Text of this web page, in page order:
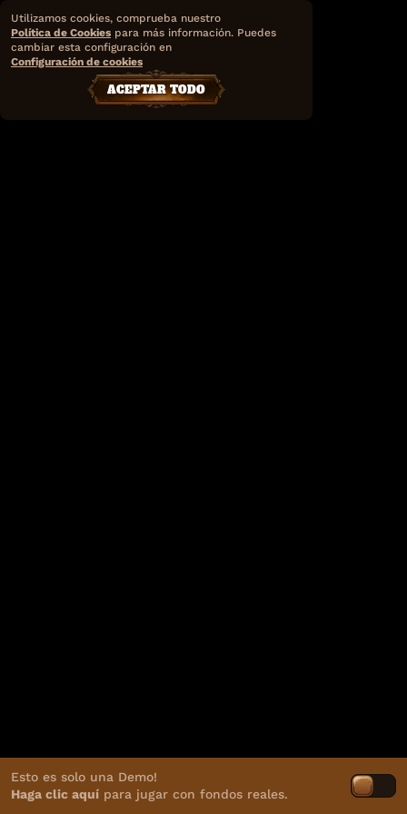
Esto es solo una Demo!
Haga clic aquí para jugar con fondos reales.
Utilizamos cookies, comprueba nuestro
Política de Cookies para más información. Puedes
cambiar esta configuración en
Configuración de cookies
ACEPTAR TODO